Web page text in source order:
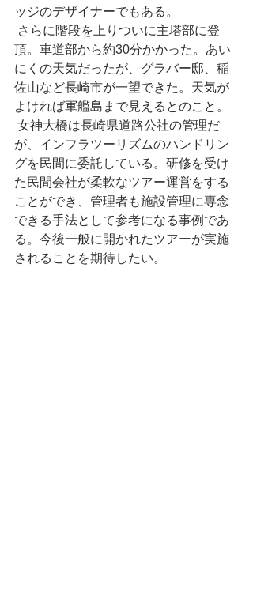
ッジのデザイナーでもある。
頂。車道部から約30分かかった。あい
にくの天気だったが、グラバー邸、稲
佐山など長崎市が一望できた。天気が
よければ軍艦島まで見えるとのこと。
が、インフラツーリズムのハンドリン
グを民間に委託している。研修を受け
た民間会社が柔軟なツアー運営をする
ことができ、管理者も施設管理に専念
できる手法として参考になる事例であ
る。今後一般に開かれたツアーが実施
されることを期待したい。